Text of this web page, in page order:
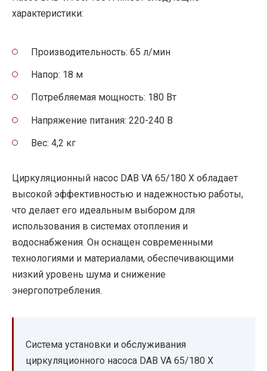
характеристики:
Производительность: 65 л/мин
Напор: 18 м
Потребляемая мощность: 180 Вт
Напряжение питания: 220-240 В
Вес: 4,2 кг
Циркуляционный насос DAB VA 65/180 X обладает
высокой эффективностью и надежностью работы,
что делает его идеальным выбором для
использования в системах отопления и
водоснабжения. Он оснащен современными
технологиями и материалами, обеспечивающими
низкий уровень шума и снижение
энергопотребления.
Система установки и обслуживания
циркуляционного насоса DAB VA 65/180 X